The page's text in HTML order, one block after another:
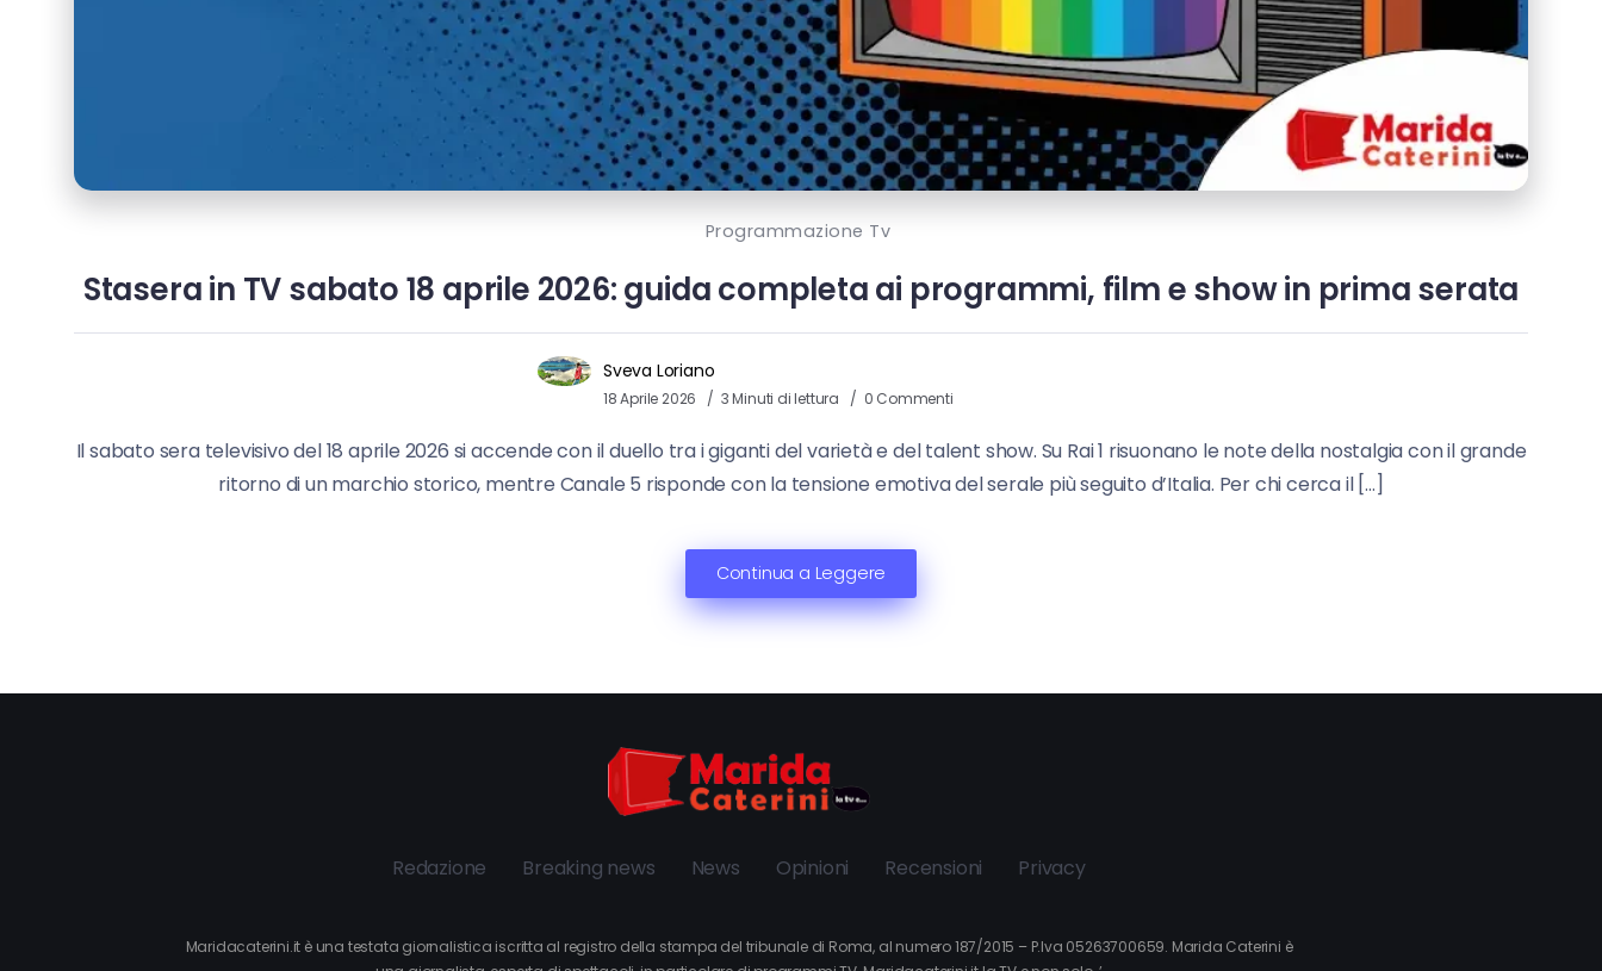
Programmazione Tv
Stasera in TV sabato 18 aprile 2026: guida completa ai programmi, film e show in prima serata
Sveva Loriano
18 Aprile 2026 3 Minuti di lettura 0 Commenti
Il sabato sera televisivo del 18 aprile 2026 si accende con il duello tra i giganti del varietà e del talent show. Su Rai 1 risuonano le note della nostalgia con il grande
ritorno di un marchio storico, mentre Canale 5 risponde con la tensione emotiva del serale più seguito d’Italia. Per chi cerca il […]
Continua a Leggere
Redazione Breaking news News Opinioni Recensioni Privacy
Maridacaterini.it è una testata giornalistica iscritta al registro della stampa del tribunale di Roma, al numero 187/2015 – P.Iva 05263700659. Marida Caterini è